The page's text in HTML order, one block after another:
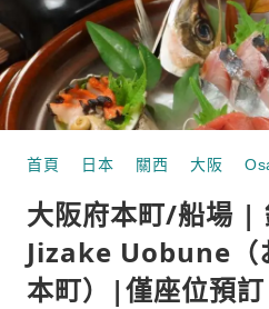
首頁 日本 關西 大阪
大阪府本町/船場
Jizake Uobune（
本町）|僅座位預訂